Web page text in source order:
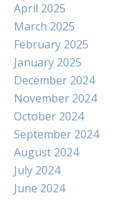
April 2025
March 2025
February 2025
January 2025
December 2024
November 2024
October 2024
September 2024
August 2024
July 2024
June 2024